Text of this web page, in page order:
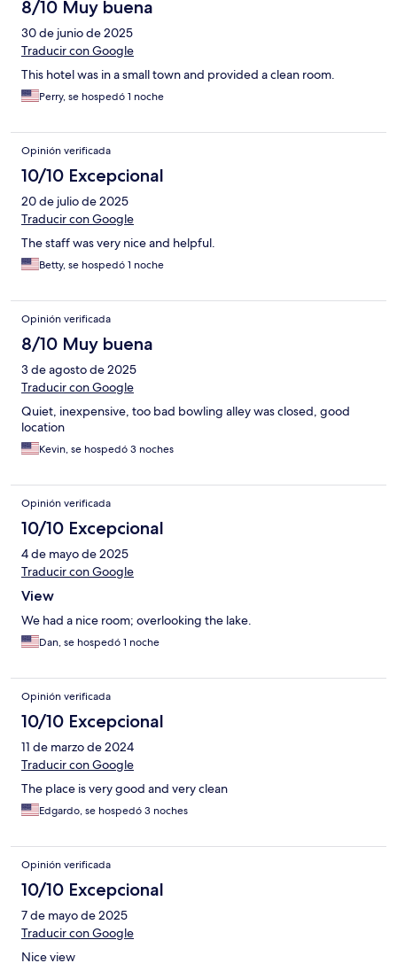
8/10 Muy buena
30 de junio de 2025
Traducir con Google
This hotel was in a small town and provided a clean room.
Perry, se hospedó 1 noche
Opinión verificada
10/10 Excepcional
20 de julio de 2025
Traducir con Google
The staff was very nice and helpful.
Betty, se hospedó 1 noche
Opinión verificada
8/10 Muy buena
3 de agosto de 2025
Traducir con Google
Quiet, inexpensive, too bad bowling alley was closed, good
location
Kevin, se hospedó 3 noches
Opinión verificada
10/10 Excepcional
4 de mayo de 2025
Traducir con Google
View
We had a nice room; overlooking the lake.
Dan, se hospedó 1 noche
Opinión verificada
10/10 Excepcional
11 de marzo de 2024
Traducir con Google
The place is very good and very clean
Edgardo, se hospedó 3 noches
Opinión verificada
10/10 Excepcional
7 de mayo de 2025
Traducir con Google
Nice view